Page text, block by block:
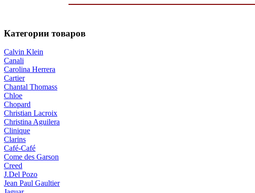
Категории товаров
Calvin Klein
Canali
Carolina Herrera
Cartier
Chantal Thomass
Chloe
Chopard
Christian Lacroix
Christina Aguilera
Clinique
Clarins
Café-Café
Come des Garson
Creed
J.Del Pozo
Jean Paul Gaultier